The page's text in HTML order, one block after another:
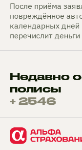
После приёма
повреждённое
календарных
перечислит
Недавно
полисы
+ 2546